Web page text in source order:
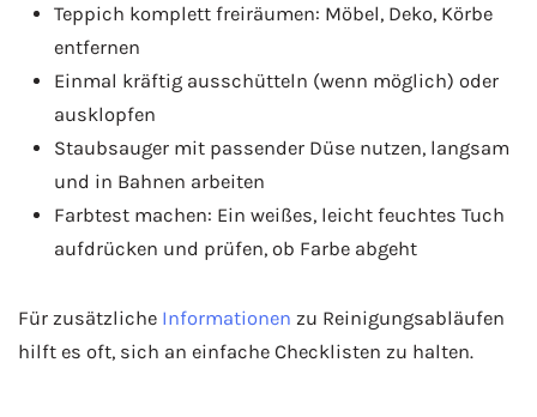
Teppich komplett freiräumen: Möbel, Deko, Körbe
entfernen
Einmal kräftig ausschütteln (wenn möglich) oder
ausklopfen
Staubsauger mit passender Düse nutzen, langsam
und in Bahnen arbeiten
Farbtest machen: Ein weißes, leicht feuchtes Tuch
aufdrücken und prüfen, ob Farbe abgeht
Für zusätzliche Informationen zu Reinigungsabläufen
hilft es oft, sich an einfache Checklisten zu halten.